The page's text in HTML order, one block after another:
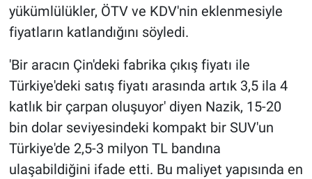
yükümlülükler, ÖTV ve KDV'nin eklenmesiyle
fiyatların katlandığını söyledi.
'Bir aracın Çin'deki fabrika çıkış fiyatı ile
Türkiye'deki satış fiyatı arasında artık 3,5 ila 4
katlık bir çarpan oluşuyor' diyen Nazik, 15-20
bin dolar seviyesindeki kompakt bir SUV'un
Türkiye'de 2,5-3 milyon TL bandına
ulaşabildiğini ifade etti. Bu maliyet yapısında en